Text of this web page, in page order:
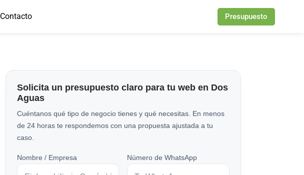
Contacto Presupuesto
Solicita un presupuesto claro para tu web en Dos
Aguas
Cuéntanos qué tipo de negocio tienes y qué necesitas. En menos
de 24 horas te respondemos con una propuesta ajustada a tu
caso.
Nombre / Empresa Número de WhatsApp